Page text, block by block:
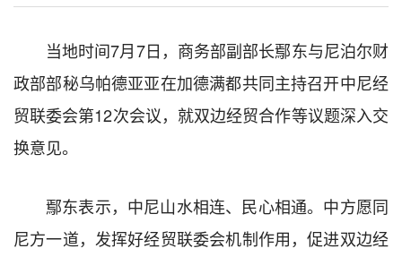
当地时间7月7日，商务部副部长鄢东与尼泊尔财
政部部秘乌帕德亚亚在加德满都共同主持召开中尼经
贸联委会第12次会议，就双边经贸合作等议题深入交
换意见。
鄢东表示，中尼山水相连、民心相通。中方愿同
尼方一道，发挥好经贸联委会机制作用，促进双边经